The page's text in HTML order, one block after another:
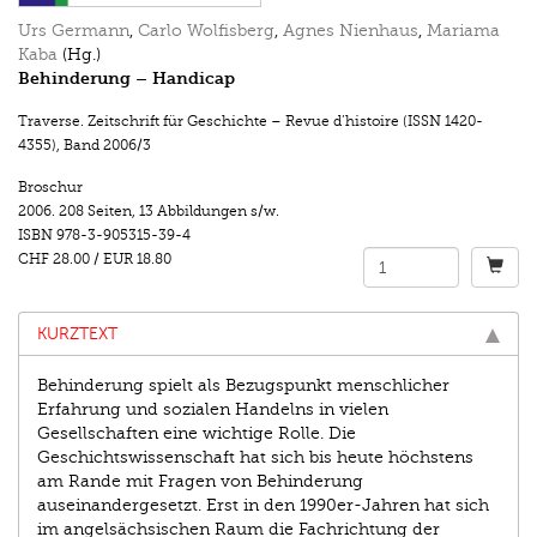
Urs Germann, Carlo Wolfisberg, Agnes Nienhaus, Mariama
Kaba (Hg.)
Behinderung – Handicap
Traverse. Zeitschrift für Geschichte – Revue d’histoire (ISSN 1420-
4355), Band 2006/3
Broschur
2006. 208 Seiten, 13 Abbildungen s/w.
ISBN 978-3-905315-39-4
CHF 28.00 / EUR 18.80
KURZTEXT
Behinderung spielt als Bezugspunkt menschlicher
Erfahrung und sozialen Handelns in vielen
Gesellschaften eine wichtige Rolle. Die
Geschichtswissenschaft hat sich bis heute höchstens
am Rande mit Fragen von Behinderung
auseinandergesetzt. Erst in den 1990er-Jahren hat sich
im angelsächsischen Raum die Fachrichtung der